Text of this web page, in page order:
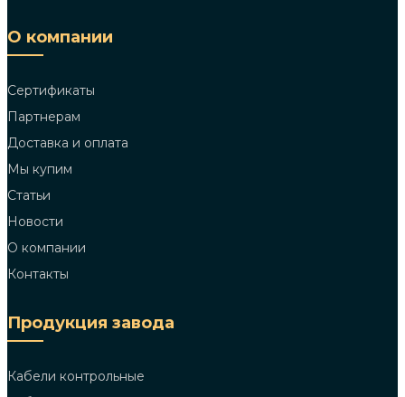
О компании
Сертификаты
Партнерам
Доставка и оплата
Мы купим
Статьи
Новости
О компании
Контакты
Продукция завода
Кабели контрольные